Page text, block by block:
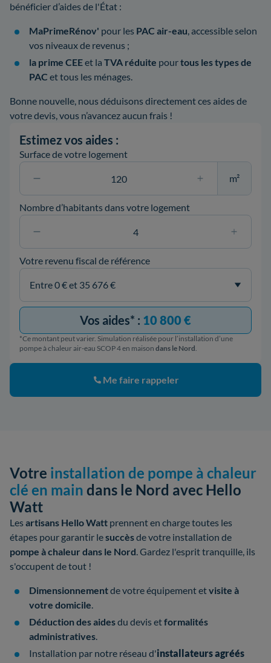
bénéficier d’aides de l'État :
MaPrimeRénov' pour les PAC air-eau, accessible selon
vos niveaux de revenus ;
la prime CEEet la TVA réduite pourtous les types de
PAC et tous les ménages.
Bonne nouvelle, nous déduisons directement ces aides de
votre devis, vous n’avancez aucun frais !
Estimez vos aides :
Surface de votre logement
m²
Nombre d’habitants dans votre logement
Votre revenu fiscal de référence
Vos aides* : 10 800 €
*Ce montant peut varier. Simulation réalisée pour l’installation d’une
pompe à chaleur air-eau SCOP 4 en maison dans le Nord.
Me faire rappeler
Votre installation de pompe à chaleur
clé en main dans le Nord avec Hello
Watt
Lesartisans Hello Watt prennent en charge toutes les
étapes pour garantir lesuccèsde votre installation de
pompe à chaleur dans le Nord. Gardez l'esprit tranquille, ils
s'occupent de tout !
Dimensionnementde votre équipement etvisite à
votre domicile.
Déduction des aidesdu devis etformalités
administratives.
Installation par notre réseau d'installateursagréés